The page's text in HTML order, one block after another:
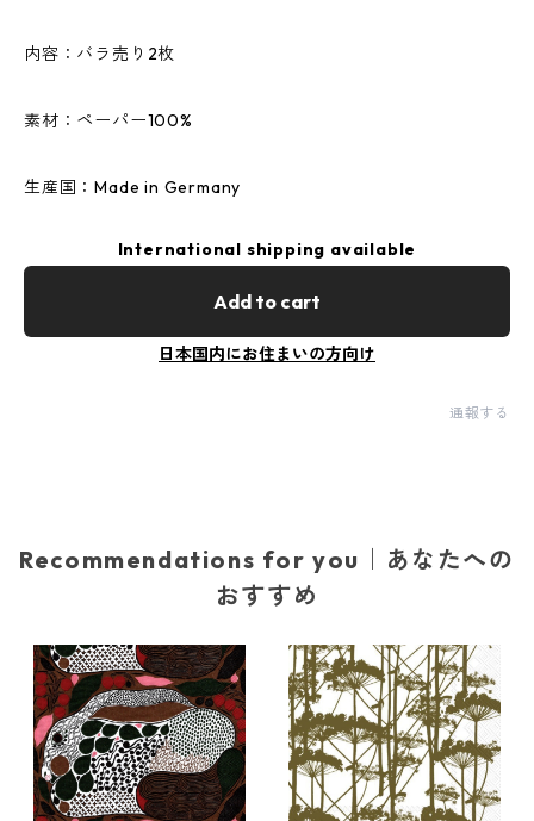
内容：バラ売り2枚
素材：ペーパー100%
生産国：Made in Germany
International shipping available
Add to cart
日本国内にお住まいの方向け
通報する
Recommendations for you｜あなたへの
おすすめ